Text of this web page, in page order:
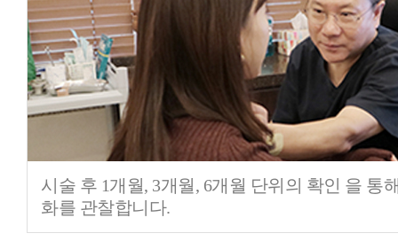
시술 후 1개월, 3개월, 6개월 단위의 확인 을 통
화를 관찰합니다.